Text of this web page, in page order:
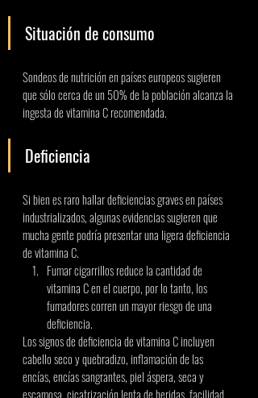
Situación de consumo
Sondeos de nutrición en países europeos sugieren
que sólo cerca de un 50% de la población alcanza la
ingesta de vitamina C recomendada.
Deficiencia
Si bien es raro hallar deficiencias graves en países
industrializados, algunas evidencias sugieren que
mucha gente podría presentar una ligera deficiencia
de vitamina C.
Fumar cigarrillos reduce la cantidad de
vitamina C en el cuerpo, por lo tanto, los
fumadores corren un mayor riesgo de una
deficiencia.
Los signos de deficiencia de vitamina C incluyen
cabello seco y quebradizo, inflamación de las
encías, encías sangrantes, piel áspera, seca y
escamosa, cicatrización lenta de heridas, facilidad